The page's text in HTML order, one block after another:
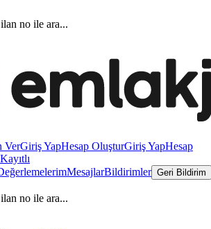
no ile ara...
VerGiriş YapHesap OluşturGiriş YapHesap
Kayıtlı
MesajlarBildirimler Geri Bildirim
no ile ara...